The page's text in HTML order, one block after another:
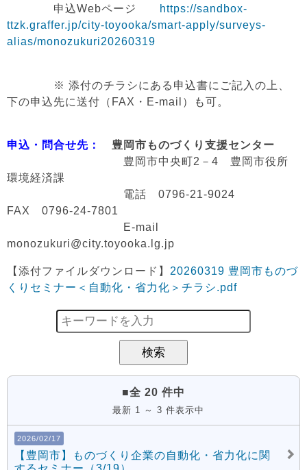
申込Webページ
https://sandbox-
ttzk.graffer.jp/city-toyooka/smart-apply/surveys-
alias/monozukuri20260319
※ 添付のチラシにある申込書にご記入の上、
下の申込先に送付（FAX・E-mail）も可。
申込・問合せ先： 豊岡市ものづくり支援センター
豊岡市中央町2－4 豊岡市役所
環境経済課
電話 0796-21-9024
FAX 0796-24-7801
E-mail
monozukuri@city.toyooka.lg.jp
【添付ファイルダウンロード】 20260319 豊岡市ものづ
くりセミナー＜自動化・省力化＞チラシ.pdf
■全 20 件中
最新 1 ～ 3 件表示中
2026/02/17
【豊岡市】ものづくり企業の自動化・省力化に関